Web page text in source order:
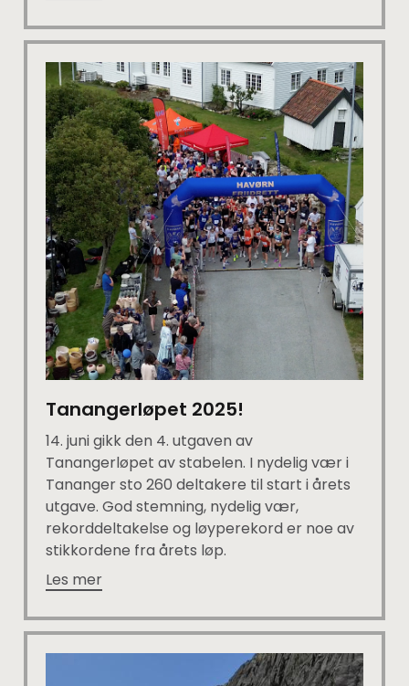
Tanangerløpet 2025!
14. juni gikk den 4. utgaven av
Tanangerløpet av stabelen. I nydelig vær i
Tananger sto 260 deltakere til start i årets
utgave. God stemning, nydelig vær,
rekorddeltakelse og løyperekord er noe av
stikkordene fra årets løp.
Les mer